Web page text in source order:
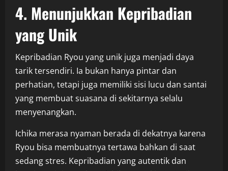
4. Menunjukkan Kepribadian
yang Unik
Kepribadian Ryou yang unik juga menjadi daya
tarik tersendiri. Ia bukan hanya pintar dan
perhatian, tetapi juga memiliki sisi lucu dan santai
yang membuat suasana di sekitarnya selalu
menyenangkan.
Ichika merasa nyaman berada di dekatnya karena
Ryou bisa membuatnya tertawa bahkan di saat
sedang stres. Kepribadian yang autentik dan